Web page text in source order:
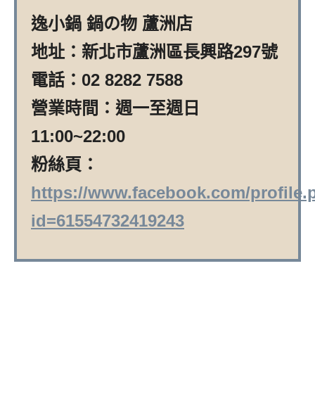
逸小鍋 鍋の物 蘆洲店
地址：新北市蘆洲區長興路297號
電話：02 8282 7588
營業時間：週一至週日
11:00~22:00
粉絲頁：
https://www.facebook.com/
id=61554732419243